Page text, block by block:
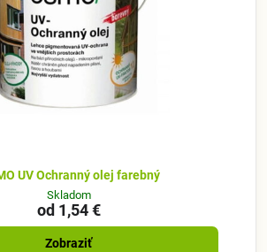
UV Ochranný olej farebný
Skladom
od 1,54 €
Zobraziť